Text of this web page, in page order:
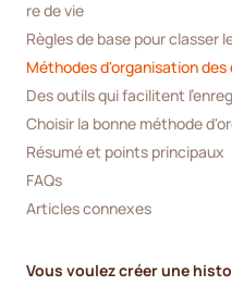
re de vie
Règles de base pour classer
Méthodes d'organisation
Des outils qui facilitent
Choisir la bonne méthode
Résumé et points principaux
FAQs
Articles connexes
Vous voulez créer une